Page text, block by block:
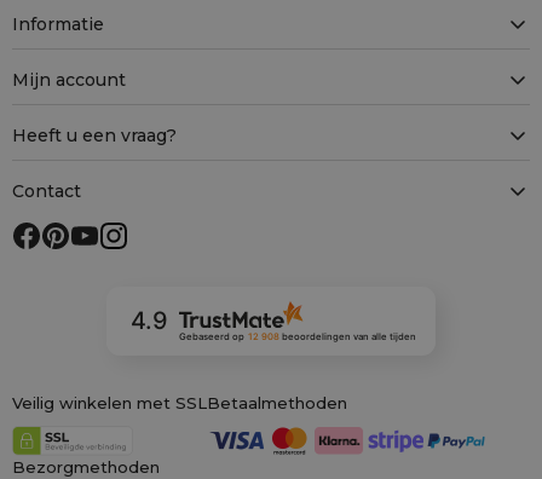
Informatie
Mijn account
Heeft u een vraag?
Contact
4.9
Gebaseerd op 12 908 beoordelingenvan alle tijden
Veilig winkelen met SSL Betaalmethoden
Bezorgmethoden